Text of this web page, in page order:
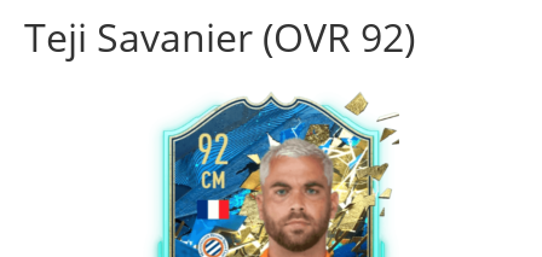
Teji Savanier (OVR 92)